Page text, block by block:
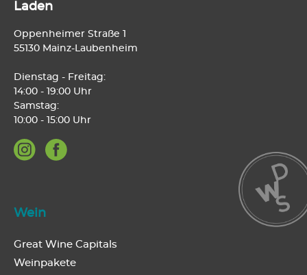
Wein
Great Wine Capitals
Weinpakete
Laden
Oppenheimer Straße 1
55130 Mainz-Laubenheim
Dienstag - Freitag:
14:00 - 19:00 Uhr
Samstag:
10:00 - 15:00 Uhr